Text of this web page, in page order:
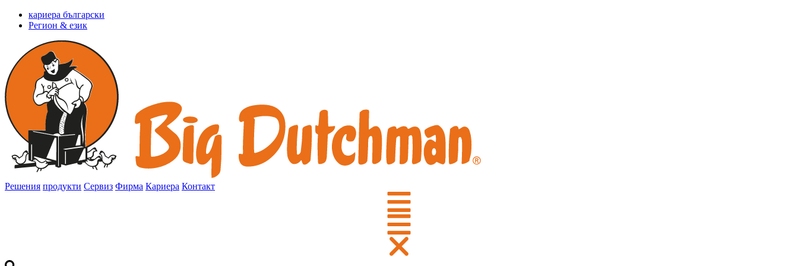
кариера български
Регион & език
Решения продукти Сервиз Фирма Кариера Контакт